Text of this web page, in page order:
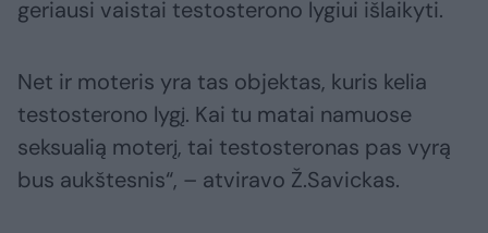
geriausi vaistai testosterono lygiui išlaikyti.
Net ir moteris yra tas objektas, kuris kelia
testosterono lygį. Kai tu matai namuose
seksualią moterį, tai testosteronas pas vyrą
bus aukštesnis“, – atviravo Ž.Savickas.